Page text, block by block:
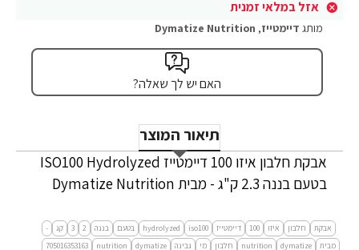
אזל במלאי זמנית
מותג דיימטייז,
Dymatize Nutrition
האם יש לך שאלה?
תיאור המוצר
אבקת חלבון איזו 100 דיימטייז ISO100 Hydrolyzed
בטעם בננה 2.3 ק"ג - מבית Dymatize Nutrition
אבקת חלבון איזו 100 דיימטייז iso100
hydrolyzed בטעם בננה 2
3 קג
-
מבית
dymatize
nutrition חלבון מי גבינה dymatize
nutrition
705016353163